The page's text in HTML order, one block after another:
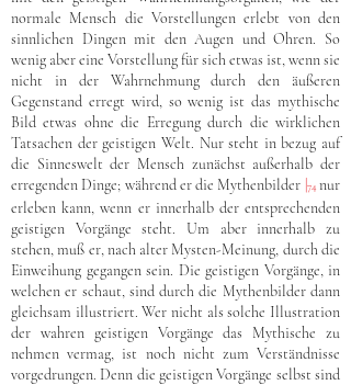
normale Mensch die Vorstellungen erlebt von den
sinnlichen Dingen mit den Augen und Ohren. So
wenig aber eine Vorstellung für sich etwas ist, wenn sie
nicht in der Wahrnehmung durch den äußeren
Gegenstand erregt wird, so wenig ist das mythische
Bild etwas ohne die Erregung durch die wirklichen
Tatsachen der geistigen Welt. Nur steht in bezug auf
die Sinneswelt der Mensch zunächst außerhalb der
erregenden Dinge; während er die Mythenbilder 74nur
erleben kann, wenn er innerhalb der entsprechenden
geistigen Vorgänge steht. Um aber innerhalb zu
stehen, muß er, nach alter Mysten-Meinung, durch die
Einweihung gegangen sein. Die geistigen Vorgänge, in
welchen er schaut, sind durch die Mythenbilder dann
gleichsam illustriert. Wer nicht als solche Illustration
der wahren geistigen Vorgänge das Mythische zu
nehmen vermag, ist noch nicht zum Verständnisse
vorgedrungen. Denn die geistigen Vorgänge selbst sind